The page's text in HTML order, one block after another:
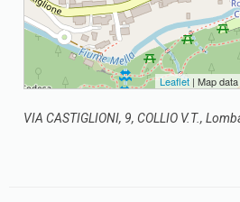
Leaflet | Map
VIA CASTIGLIONI, 9, COLLIO V.T.,